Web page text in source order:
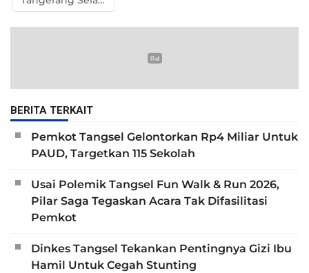
BERITA TERKAIT
Pemkot Tangsel Gelontorkan Rp4 Miliar Untuk
PAUD, Targetkan 115 Sekolah
Usai Polemik Tangsel Fun Walk & Run 2026,
Pilar Saga Tegaskan Acara Tak Difasilitasi
Pemkot
Dinkes Tangsel Tekankan Pentingnya Gizi Ibu
Hamil Untuk Cegah Stunting